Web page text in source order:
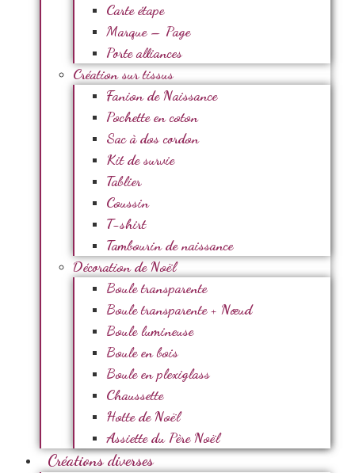
Carte étape
Marque – Page
Porte alliances
Création sur tissus
Fanion de Naissance
Pochette en coton
Sac à dos cordon
Kit de survie
Tablier
Coussin
T-shirt
Tambourin de naissance
Décoration de Noël
Boule transparente
Boule transparente + Nœud
Boule lumineuse
Boule en bois
Boule en plexiglass
Chaussette
Hotte de Noël
Assiette du Père Noël
Créations diverses